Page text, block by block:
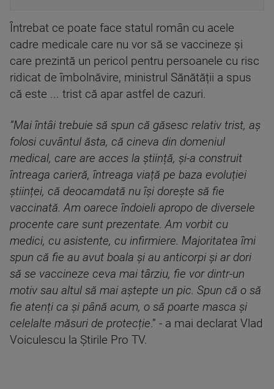
Întrebat ce poate face statul român cu acele
cadre medicale care nu vor să se vaccineze și
care prezintă un pericol pentru persoanele cu risc
ridicat de îmbolnăvire, ministrul Sănătății a spus
că este ... trist că apar astfel de cazuri.
”Mai întâi trebuie să spun că găsesc relativ trist, aș
folosi cuvântul ăsta, că cineva din domeniul
medical, care are acces la știință, și-a construit
întreaga carieră, întreaga viață pe baza evoluției
științei, că deocamdată nu își dorește să fie
vaccinată. Am oarece îndoieli apropo de diversele
procente care sunt prezentate. Am vorbit cu
medici, cu asistente, cu infirmiere. Majoritatea îmi
spun că fie au avut boala și au anticorpi și ar dori
să se vaccineze ceva mai târziu, fie vor dintr-un
motiv sau altul să mai aștepte un pic. Spun că o să
fie atenți ca și până acum, o să poarte masca și
celelalte măsuri de protecție.” - a mai declarat Vlad
Voiculescu la Știrile Pro TV.